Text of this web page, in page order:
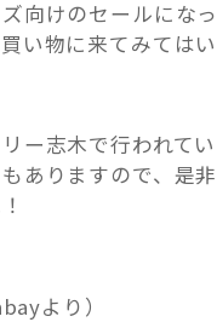
向けのセールにな
い物に来てみては
ー志木で行われて
ありますので、是
より）